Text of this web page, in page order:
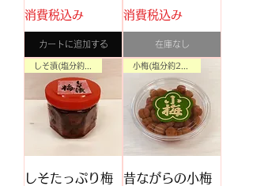
消費税込み
カートに追加する
消費税込み
在庫なし
しそたっぷり梅
昔ながらの小梅